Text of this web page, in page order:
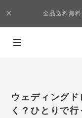
全品送料無料
ウェディング
く？ひとりで